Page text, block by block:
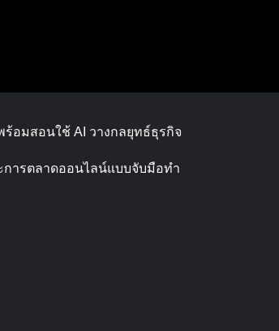
อมสอนใช้ AI วางกลยุทธ์ธุรกิจ
การตลาดออนไลน์แบบจับมือทำ